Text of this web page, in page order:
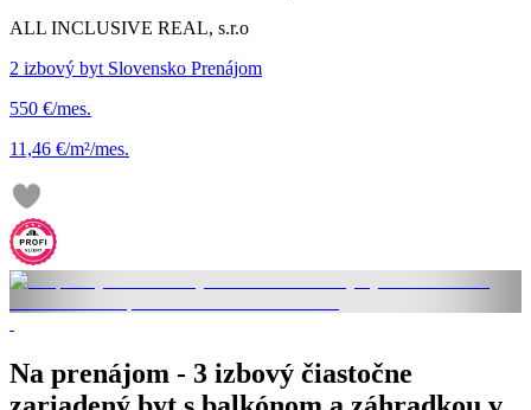
ALL INCLUSIVE REAL, s.r.o
2 izbový byt Slovensko Prenájom
550 €/mes.
11,46 €/m²/mes.
Na prenájom - 3 izbový čiastočne